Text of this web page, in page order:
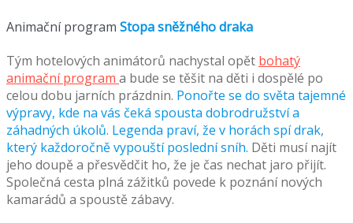
Animační program Stopa sněžného draka
Tým hotelových animátorů nachystal opět bohatý
animační program a bude se těšit na děti i dospělé po
celou dobu jarních prázdnin. Ponořte se do světa tajemné
výpravy, kde na vás čeká spousta dobrodružství a
záhadných úkolů. Legenda praví, že v horách spí drak,
který každoročně vypouští poslední sníh. Děti musí najít
jeho doupě a přesvědčit ho, že je čas nechat jaro přijít.
Společná cesta plná zážitků povede k poznání nových
kamarádů a spoustě zábavy.